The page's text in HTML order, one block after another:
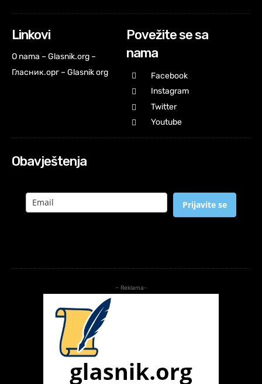
Linkovi
O nama – Glasnik.org –
Гласник.орг – Glasnik org
Povežite se sa
nama
Facebook
Instagram
Twitter
Youtube
Obavještenja
Prijavite se
- Reklama-